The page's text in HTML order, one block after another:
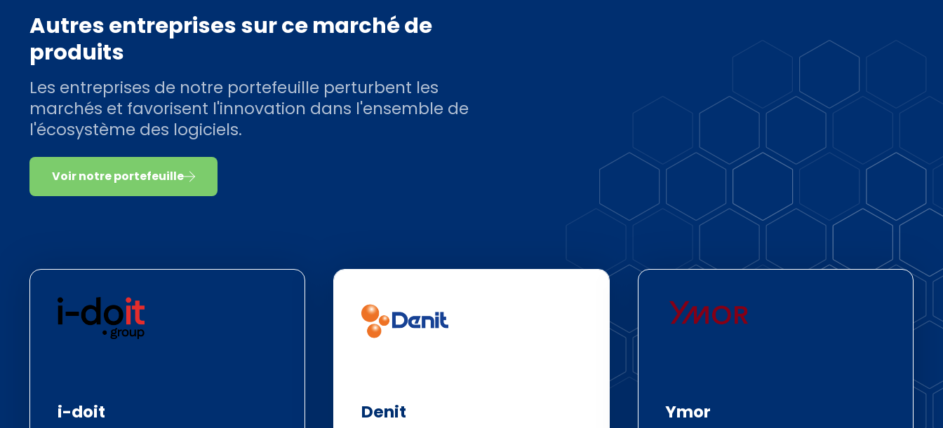
Autres entreprises sur ce marché de
produits
Les entreprises de notre portefeuille perturbent les
marchés et favorisent l'innovation dans l'ensemble de
l'écosystème des logiciels.
Voir notre portefeuille
i-doit Denit Ymor